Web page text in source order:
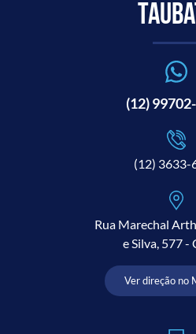
(12)
(12) 3633-
Rua Marechal
e Silva, 577 -
Ver direção no